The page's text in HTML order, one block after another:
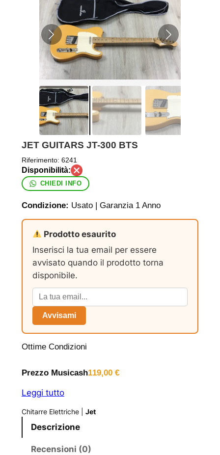
JET GUITARS JT-300 BTS
Riferimento: 6241
CHIEDI INFO
Condizione: Usato | Garanzia 1 Anno
Prodotto esaurito
Inserisci la tua email per essere
avvisato quando il prodotto torna
disponibile.
Avvisami
Ottime Condizioni
Prezzo Musicash119,00 €
Leggi tutto
Chitarre Elettriche| Jet
Descrizione
Recensioni (0)